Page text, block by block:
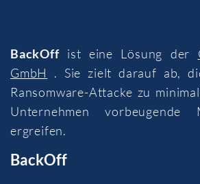
BackOffist eine Lösung der
GmbH
. Sie zielt darauf ab,
Ransomware-Attacke zu
Unternehmen vorbeugende
ergreifen.
BackOff